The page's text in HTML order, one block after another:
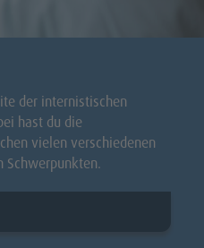
der internistischen
hast du die
vielen verschiedenen
Schwerpunkten.